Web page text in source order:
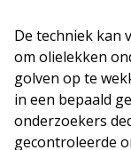
De techniek kan
om olielekken
golven op te
in een bepaald
onderzoekers
gecontroleerde